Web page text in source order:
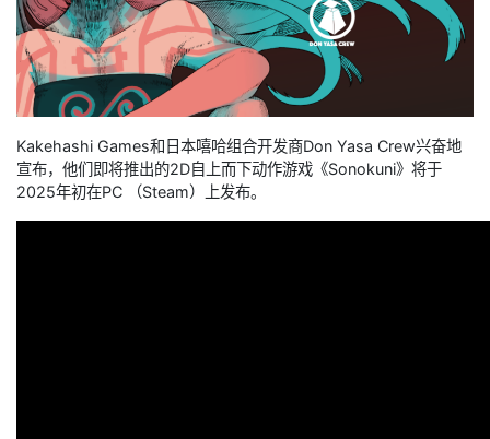
Kakehashi Games和日本嘻哈组合开发商Don Yasa Crew兴奋地
宣布，他们即将推出的2D自上而下动作游戏《Sonokuni》将于
2025年初在PC （Steam）上发布。